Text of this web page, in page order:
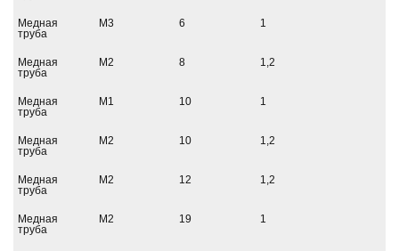
Медная
труба
М3 6 1
Медная
труба
М2 8 1,2
Медная
труба
М1 10 1
Медная
труба
М2 10 1,2
Медная
труба
М2 12 1,2
Медная
труба
М2 19 1